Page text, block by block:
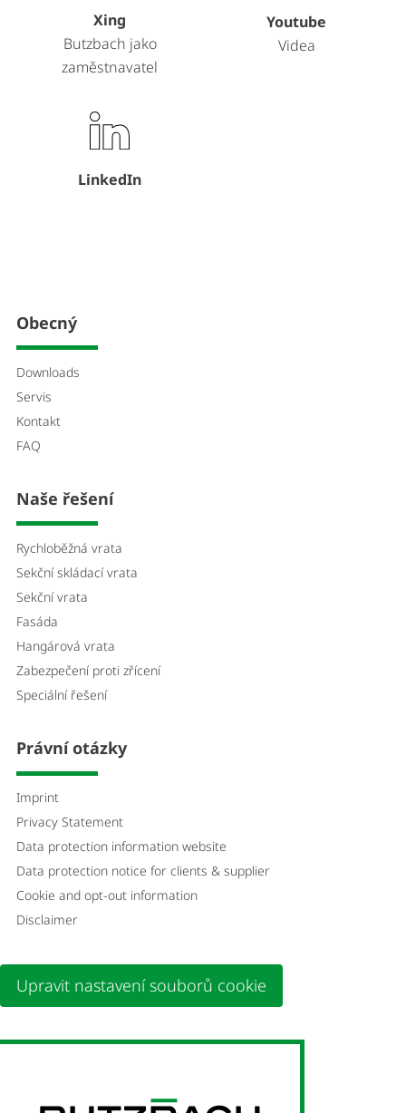
Xing
Butzbach jako
zaměstnavatel
Youtube
Videa
LinkedIn
Obecný
Downloads
Servis
Kontakt
FAQ
Naše řešení
Rychloběžná vrata
Sekční skládací vrata
Sekční vrata
Fasáda
Hangárová vrata
Zabezpečení proti zřícení
Speciální řešení
Právní otázky
Imprint
Privacy Statement
Data protection information website
Data protection notice for clients & supplier
Cookie and opt-out information
Disclaimer
Upravit nastavení souborů cookie